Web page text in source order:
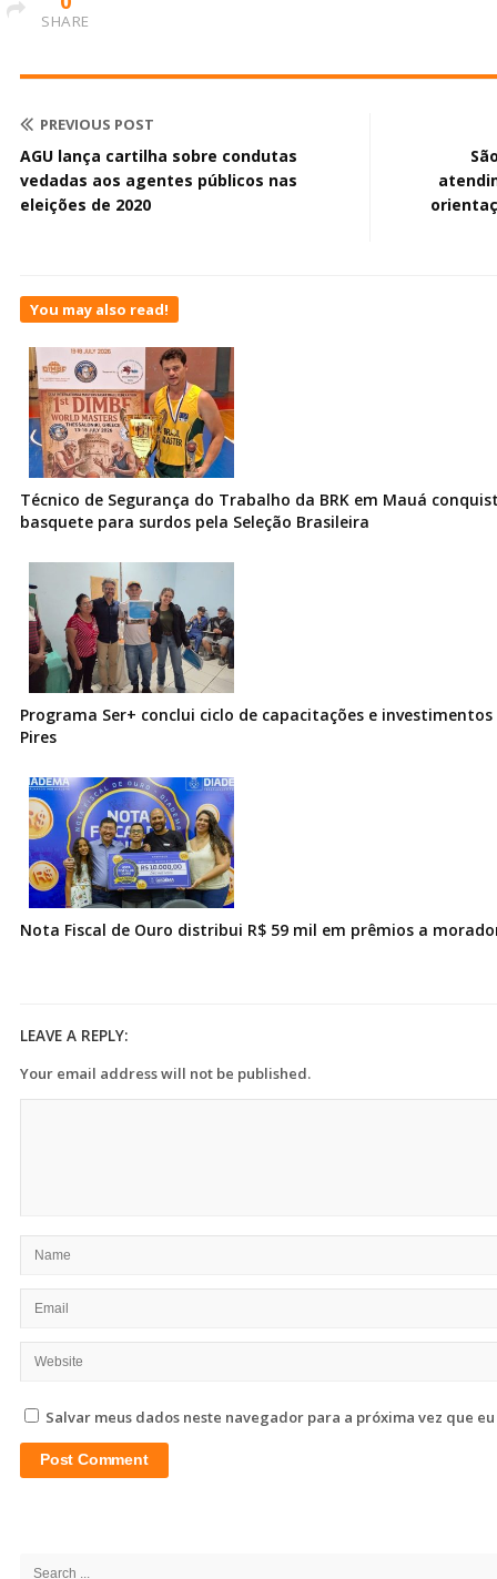
SHARE
PREVIOUS POST
AGU lança cartilha sobre condutas
vedadas aos agentes públicos nas
eleições de 2020
You may also read!
Técnico de Segurança do Trabalho da BRK em Mauá
basquete para surdos pela Seleção Brasileira
Programa Ser+ conclui ciclo de capacitações e
Pires
Nota Fiscal de Ouro distribui R$ 59 mil em prêmios a
LEAVE A REPLY:
Your email address will not be published.
Salvar meus dados neste navegador para a próxima vez que
Search